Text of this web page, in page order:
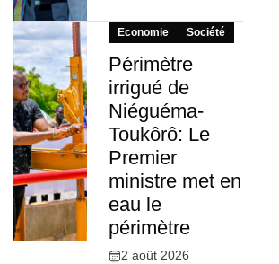
Economie Société
Périmètre
irrigué de
Niéguéma-
Toukôrô: Le
Premier
ministre met en
eau le
périmètre
2 août 2026